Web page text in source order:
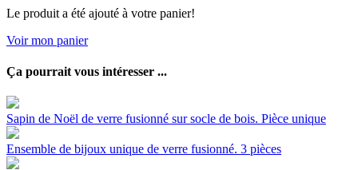
Le produit a été ajouté à votre panier!
Voir mon panier
Ça pourrait vous intéresser ...
Sapin de Noël de verre fusionné sur socle de bois. Pièce unique
Ensemble de bijoux unique de verre fusionné. 3 pièces